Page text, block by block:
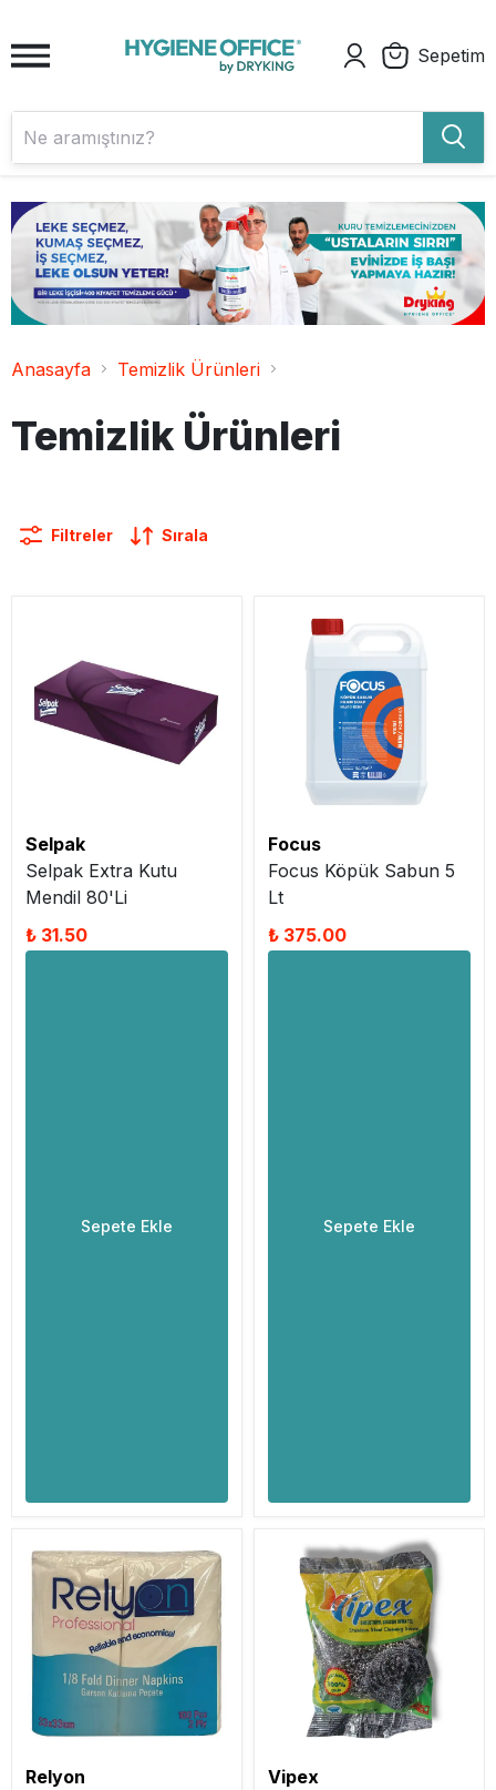
Sepetim
Anasayfa Temizlik Ürünleri
Temizlik Ürünleri
Filtreler Sırala
Selpak
Selpak Extra Kutu
Mendil 80'Li
₺ 31.50
Sepete Ekle
Focus
Focus Köpük Sabun 5
Lt
₺ 375.00
Sepete Ekle
Relyon
Vipex